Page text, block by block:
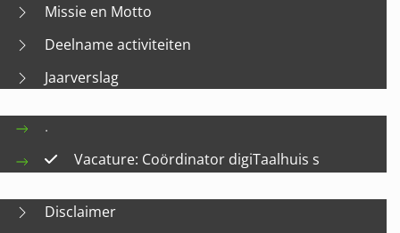
Missie en Motto
Deelname activiteiten
Jaarverslag
.
Vacature: Coördinator digiTaalhuis s
Disclaimer